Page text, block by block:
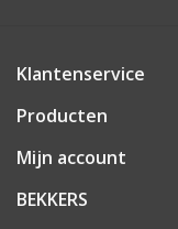
Klantenservice
Producten
Mijn account
BEKKERS